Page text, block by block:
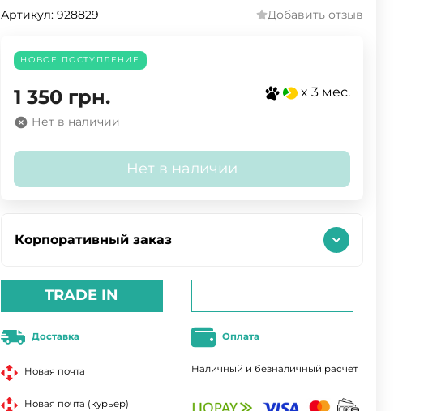
Артикул: 928829 Добавить отзыв
НОВОЕ ПОСТУПЛЕНИЕ
1 350 грн. x 3 мес.
Нет в наличии
Нет в наличии
Корпоративный заказ
TRADE IN
Доставка
Новая почта
Новая почта (курьер)
Оплата
Наличный и безналичный расчет